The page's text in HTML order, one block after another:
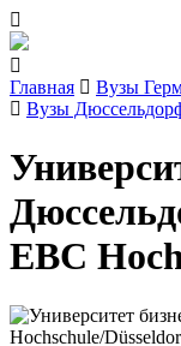
Главная Вузы
Вузы
EBC